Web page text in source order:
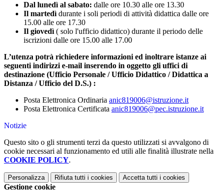
Dal lunedì al sabato: dalle ore 10.30 alle ore 13.30
Il martedì durante i soli periodi di attività didattica dalle ore
15.00 alle ore 17.30
Il giovedì ( solo l'ufficio didattico) durante il periodo delle
iscrizioni dalle ore 15.00 alle 17.00
L’utenza potrà richiedere informazioni ed inoltrare istanze ai
seguenti indirizzi e-mail inserendo in oggetto gli uffici di
destinazione (Ufficio Personale / Ufficio Didattico / Didattica a
Distanza / Ufficio del D.S.) :
Posta Elettronica Ordinaria anic819006@istruzione.it
Posta Elettronica Certificata anic819006@pec.istruzione.it
Notizie
Questo sito o gli strumenti terzi da questo utilizzati si avvalgono di
cookie necessari al funzionamento ed utili alle finalità illustrate nella
COOKIE POLICY.
Personalizza Rifiuta tutti i cookies Accetta tutti i cookies
Gestione cookie